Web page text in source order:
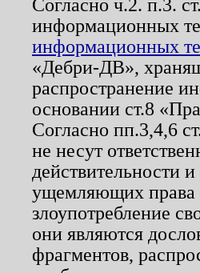
Согласно ч.2. п.3.
информационных
информационных
«Дебри-ДВ»,
распространение
основании ст.8
Согласно пп.3,4,6
не несут
действительности
ущемляющих права
злоупотребление
они являются
фрагментов,